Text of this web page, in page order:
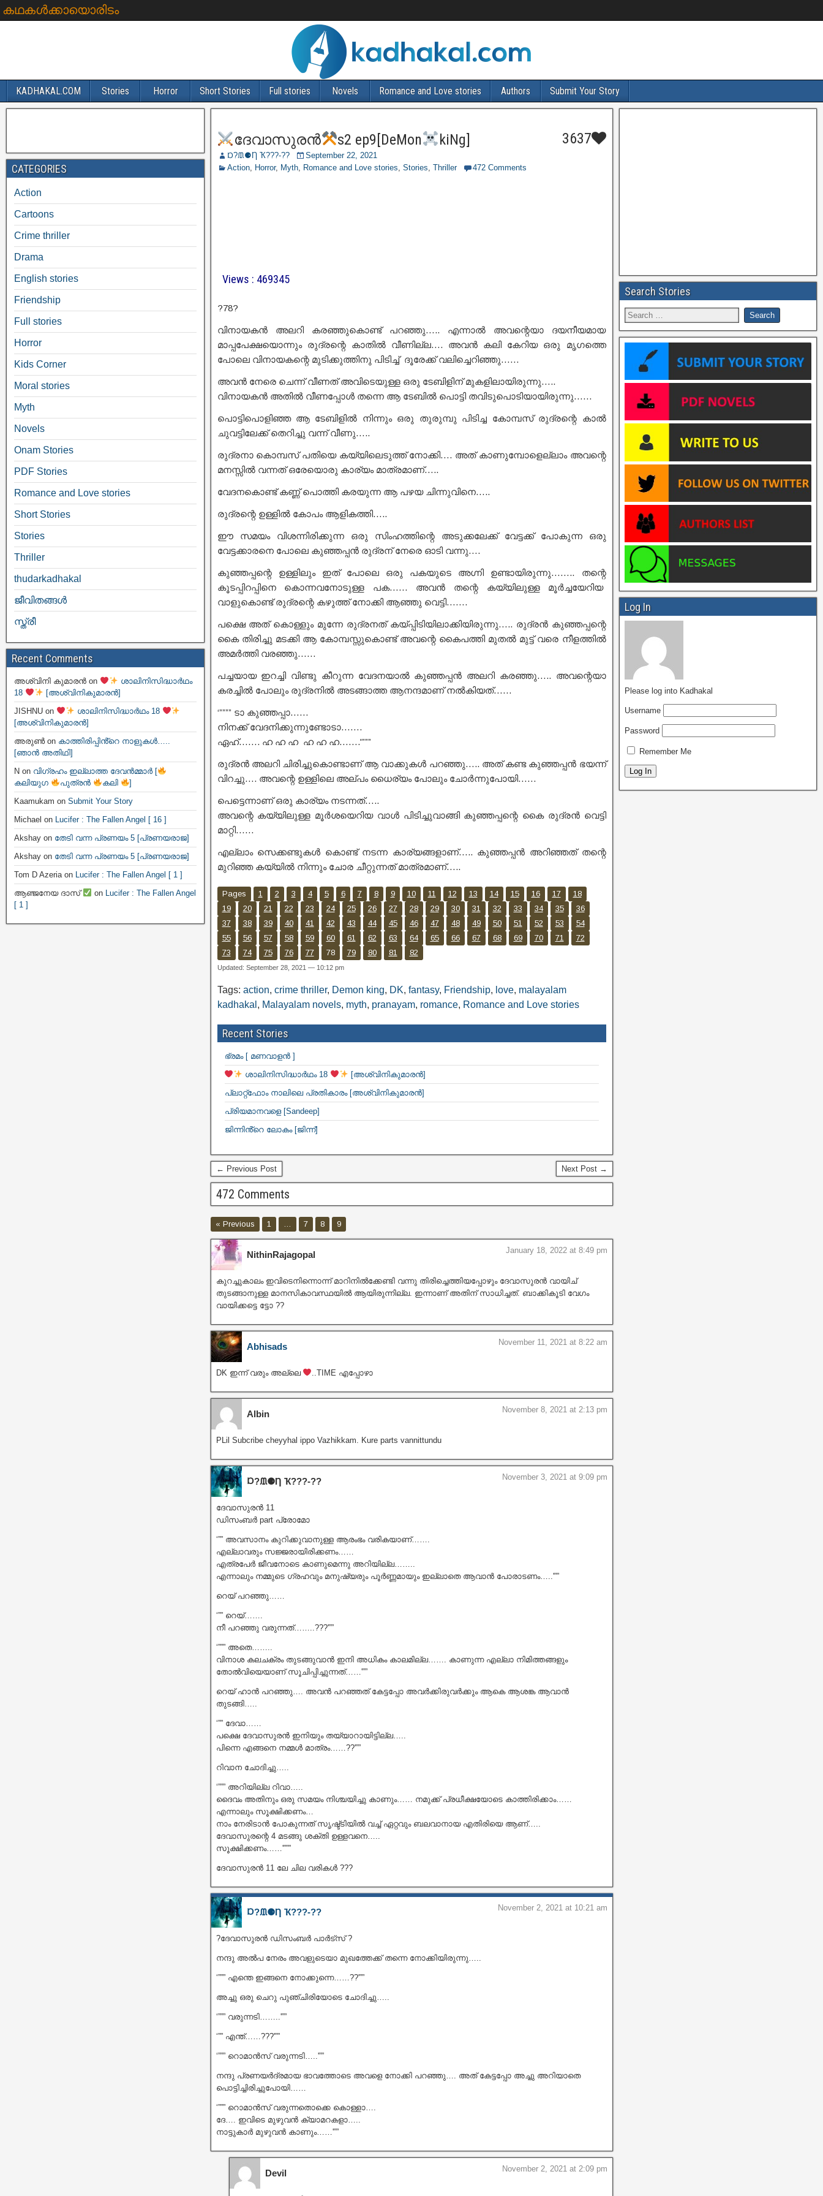
കഥകൾക്കായൊരിടം
KADHAKAL.COM Stories Horror Short Stories Full stories Novels Romance and Love stories Authors Submit Your Story
ദേവാസുരൻ s2 ep9[DeMon kiNg] 3637
Ɒ?ᙢ⚈Ƞ Ҡ???‐??
September 22, 2021
Action, Horror, Myth, Romance and Love stories Stories Thriller 472 Comments
Views : 469345
?78?
വിനായകൻ അലറി കരഞ്ഞുകൊണ്ട് പറഞ്ഞു….. എന്നാൽ അവന്റെയാ ദയനീയമായ
മാപ്പപേക്ഷയൊന്നും രുദ്രന്റെ കാതിൽ വീണില്ല…. അവൻ കലി കേറിയ ഒരു മൃഗത്തെ
പോലെ വിനായകന്റെ മുടിക്കുത്തിനു പിടിച്ച് ദൂരേക്ക് വലിച്ചെറിഞ്ഞു……
അവൻ നേരെ ചെന്ന് വീണത് അവിടെയുള്ള ഒരു ടേബിളിന് മുകളിലായിരുന്നു…..
വിനായകൻ അതിൽ വീണപ്പോൾ തന്നെ ആ ടേബിൽ പൊട്ടി തവിടുപൊടിയായിരുന്നു……
പൊട്ടിപൊളിഞ്ഞ ആ ടേബിളിൽ നിന്നും ഒരു തുരുമ്പു പിടിച്ച കോമ്പസ് രുദ്രന്റെ കാൽ
ചുവട്ടിലേക്ക് തെറിച്ചു വന്ന് വീണു…..
രുദ്രനാ കൊമ്പസ് പതിയെ കയ്യിലെടുത്ത് നോക്കി…. അത് കാണുമ്പോളെല്ലാം അവന്റെ
മനസ്സിൽ വന്നത് ഒരേയൊരു കാര്യം മാത്രമാണ്…..
വേദനകൊണ്ട് കണ്ണ് പൊത്തി കരയുന്ന ആ പഴയ ചിന്നുവിനെ…..
രുദ്രന്റെ ഉള്ളിൽ കോപം ആളികത്തി…..
ഈ സമയം വിശന്നിരിക്കുന്ന ഒരു സിംഹത്തിന്റെ അടുക്കലേക്ക് വേട്ടക്ക് പോകുന്ന ഒരു
വേട്ടക്കാരനെ പോലെ കുഞ്ഞപ്പൻ രുദ്രന് നേരെ ഓടി വന്നു….
കുഞ്ഞപ്പന്റെ ഉള്ളിലും ഇത് പോലെ ഒരു പകയുടെ അഗ്നി ഉണ്ടായിരുന്നു…….. തന്റെ
കൂടപ്പിറപ്പിനെ കൊന്നവനോടുള്ള പക…… അവൻ തന്റെ കയ്യിലുള്ള മൂർച്ചയേറിയ
വാളുകൊണ്ട് രുദ്രന്റെ കഴുത്ത് നോക്കി ആഞ്ഞു വെട്ടി…….
പക്ഷെ അത് കൊള്ളും മുന്നേ രുദ്രനത് കയ്പ്പിടിയിലാക്കിയിരുന്നു….. രുദ്രൻ കുഞ്ഞപ്പന്റെ
കൈ തിരിച്ചു മടക്കി ആ കോമ്പസ്സുകൊണ്ട് അവന്റെ കൈപത്തി മുതൽ മുട്ട് വരെ നീളത്തിൽ
അമർത്തി വരഞ്ഞു……
പച്ചയായ ഇറച്ചി വിണ്ടു കീറുന്ന വേദനയാൽ കുഞ്ഞപ്പൻ അലറി കരഞ്ഞു….. അവന്റെയാ
കരച്ചിൽ പോലും രുദ്രനിൽ അടങ്ങാത്ത ആനന്ദമാണ് നൽകിയത്……
‘”””” ടാ കുഞ്ഞപ്പാ……
നിനക്ക് വേദനിക്കുന്നുണ്ടോടാ…….
ഏഹ്……. ഹ ഹ ഹ ഹ ഹ ഹ…….'”””
രുദ്രൻ അലറി ചിരിച്ചുകൊണ്ടാണ് ആ വാക്കുകൾ പറഞ്ഞു….. അത് കണ്ട കുഞ്ഞപ്പൻ ഭയന്ന്
വിറച്ചു…. അവന്റെ ഉള്ളിലെ അല്പം ധൈര്യം പോലും ചോർന്നുപോയി……
പെട്ടെന്നാണ് ഒരു കാര്യം നടന്നത്…..
അവന്റെ കയ്യിലുള്ള മൂർശയെറിയ വാൾ പിടിച്ചുവാങ്ങി കുഞ്ഞപ്പന്റെ കൈ രുദ്രൻ വെട്ടി
മാറ്റി……
എല്ലാം സെക്കണ്ടുകൾ കൊണ്ട് നടന്ന കാര്യങ്ങളാണ്….. കുഞ്ഞപ്പൻ അറിഞ്ഞത് തന്റെ
മുറിഞ്ഞ കയ്യിൽ നിന്നും ചോര ചീറ്റുന്നത് മാത്രമാണ്…..
Pages 1 2 3 4 5 6 7 8 9 10 11 12 13 14 15 16 17
18
19
20 21 22 23 24 25 26 27 28 29 30 31 32 33 34 35
36
37
38 39 40 41 42 43 44 45 46 47 48 49 50 51 52 53
54
55
56 57 58 59 60 61 62 63 64 65 66 67 68 69 70 71
72
73
74 75 76 77 78 79 80 81 82
Updated: September 28, 2021 — 10:12 pm
Tags: action, crime thriller, Demon king, DK, fantasy, Friendship, love, malayalam
kadhakal , Malayalam novels, myth, pranayam, romance, Romance and Love stories
Recent Stories
ഭ്രമം [ മണവാളൻ ]
ശാലിനിസിദ്ധാർഥം 18
[അശ്വിനികുമാരൻ]
പ്ലാറ്റ്ഫോം നാലിലെ പ്രതികാരം [അശ്വിനികുമാരൻ]
പ്രിയമാനവളെ [Sandeep]
ജിന്നിൻ്റെ ലോകം [ജിന്ന്]
← Previous Post Next Post →
472 Comments
« Previous 1 7 8 9
NithinRajagopal January 18, 2022 at 8:49 pm
കുറച്ചുകാലം ഇവിടെനിന്നൊന്ന് മാറിനിൽക്കേണ്ടി വന്നു തിരിച്ചെത്തിയപ്പോഴും ദേവാസുരൻ വായിച്
തുടങ്ങാനുള്ള മാനസികാവസ്ഥയിൽ ആയിരുന്നില്ല. ഇന്നാണ് അതിന് സാധിച്ചത്. ബാക്കികൂടി വേഗം
വായിക്കട്ടെ ട്ടോ ??
Abhisads November 11, 2021 at 8:22 am
DK ഇന്ന് വരും അല്ലെ ..TIME എപ്പോഴാ
Albin November 8, 2021 at 2:13 pm
PLil Subcribe cheyyhal ippo Vazhikkam. Kure parts vannittundu
Ɒ?ᙢ⚈Ƞ Ҡ???‐?? November 3, 2021 at 9:09 pm
ദേവാസുരൻ 11
ഡിസംബർ part പ്രോമോ
‘”” അവസാനം കുറിക്കുവാനുള്ള ആരംഭം വരികയാണ്…….
എല്ലാവരും സജ്ജരായിരിക്കണം……
എത്രപേർ ജീവനോടെ കാണുമെന്നു അറിയില്ല……..
എന്നാലും നമ്മുടെ ഗ്രഹവും മനുഷ്യരും പൂർണ്ണമായും ഇല്ലാതെ ആവാൻ പോരാടണം…..'””
റെയ് പറഞ്ഞു……
‘”” റെയ്…….
നീ പറഞ്ഞു വരുന്നത്……..???'””
‘””” അതെ……..
വിനാശ കലചക്രം തുടങ്ങുവാൻ ഇനി അധികം കാലമില്ല……. കാണുന്ന എല്ലാ നിമിത്തങ്ങളും
തോൽവിയെയാണ് സൂചിപ്പിച്ചുന്നത്……'””
റെയ് ഹാൻ പറഞ്ഞു…. അവൻ പറഞ്ഞത് കേട്ടപ്പോ അവർക്കിരുവർക്കും ആകെ ആശങ്ക ആവാൻ
തുടങ്ങി…..
‘”” ദേവാ……
പക്ഷെ ദേവാസുരൻ ഇനിയും തയ്യാറായിട്ടില്ല…..
പിന്നെ എങ്ങനെ നമ്മൾ മാത്രം……??'””
റിവാന ചോദിച്ചു…..
‘””” അറിയില്ല റിവാ…..
ദൈവം അതിനും ഒരു സമയം നിശ്ചയിച്ചു കാണും…… നമുക്ക് പ്രധീക്ഷയോടെ കാത്തിരിക്കാം……
എന്നാലും സൂക്ഷിക്കണം…
നാം നേരിടാൻ പോകുന്നത് സൃഷ്ട്ടിയിൽ വച്ച് ഏറ്റവും ബലവാനായ എതിരിയെ ആണ്…..
ദേവാസുരന്റെ 4 മടങ്ങു ശക്തി ഉള്ളവനെ…..
സൂക്ഷിക്കണം……'”””
ദേവാസുരൻ 11 ലേ ചില വരികൾ ???
Ɒ?ᙢ⚈Ƞ Ҡ???‐?? November 2, 2021 at 10:21 am
?ദേവാസുരൻ ഡിസംബർ പാർട്സ് ?
നന്ദു അൽപ നേരം അവളുടെയാ മുഖത്തേക്ക് തന്നെ നോക്കിയിരുന്നു…..
‘””” എന്തെ ഇങ്ങനെ നോക്കുന്നെ……??'””
അച്ചു ഒരു ചെറു പുഞ്ചിരിയോടെ ചോദിച്ചു…..
‘””” വരുന്നടി……..'””
‘”” എന്ത്……???'””
‘””” റൊമാൻസ് വരുന്നടി…..'””
നന്ദു പ്രണയർദ്രമായ ഭാവത്തോടെ അവളെ നോക്കി പറഞ്ഞു…. അത് കേട്ടപ്പോ അച്ചു അറിയാതെ
പൊട്ടിച്ചിരിച്ചുപോയി……
‘””” റൊമാൻസ് വരുന്നതൊക്കെ കൊള്ളാ….
ദേ…. ഇവിടെ മുഴുവൻ ക്യാമറകളാ…..
നാട്ടുകാർ മുഴുവൻ കാണും……'””
Devil November 2, 2021 at 2:09 pm
CATEGORIES
Action
Cartoons
Crime thriller
Drama
English stories
Friendship
Full stories
Horror
Kids Corner
Moral stories
Myth
Novels
Onam Stories
PDF Stories
Romance and Love stories
Short Stories
Stories
Thriller
thudarkadhakal
ജീവിതങ്ങള്‍
സ്ത്രീ
Recent Comments
അശ്വിനി കുമാരൻ on
ശാലിനിസിദ്ധാർഥം
18
[അശ്വിനികുമാരൻ]
JISHNU on
ശാലിനിസിദ്ധാർഥം 18
[അശ്വിനികുമാരൻ]
അരുൺon കാത്തിരിപ്പിൻ്റെ നാളുകൾ…..
[ഞാൻ അതിഥി]
N on വിഗ്രഹം ഇല്ലാത്ത ദേവൻമ്മാർ [
കലിയുഗ
പുത്രൻ കലി
]
Kaamukam on Submit Your Story
Michael on Lucifer : The Fallen Angel [ 16 ]
Akshay on തേടി വന്ന പ്രണയം 5 [പ്രണയരാജ]
Akshay on തേടി വന്ന പ്രണയം 5 [പ്രണയരാജ]
Tom D Azeriaon Lucifer : The Fallen Angel [ 1 ]
ആഞ്ജനേയ ദാസ്
on Lucifer : The Fallen Angel
[ 1 ]
Search Stories
Log In
Please log into Kadhakal
Username
Password
Remember Me